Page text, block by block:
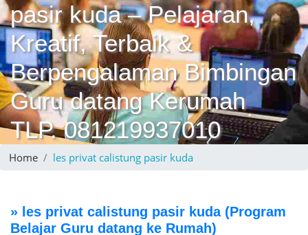
pasir kuda – Pelajaran,
Kreatif, Terbaik &
Berpengalaman Bimbingan
Guru datang Kerumah
TLP. 081219937010
Home les privat calistung pasir kuda
» les privat calistung pasir kuda(Program
Belajar Guru datang ke Rumah)